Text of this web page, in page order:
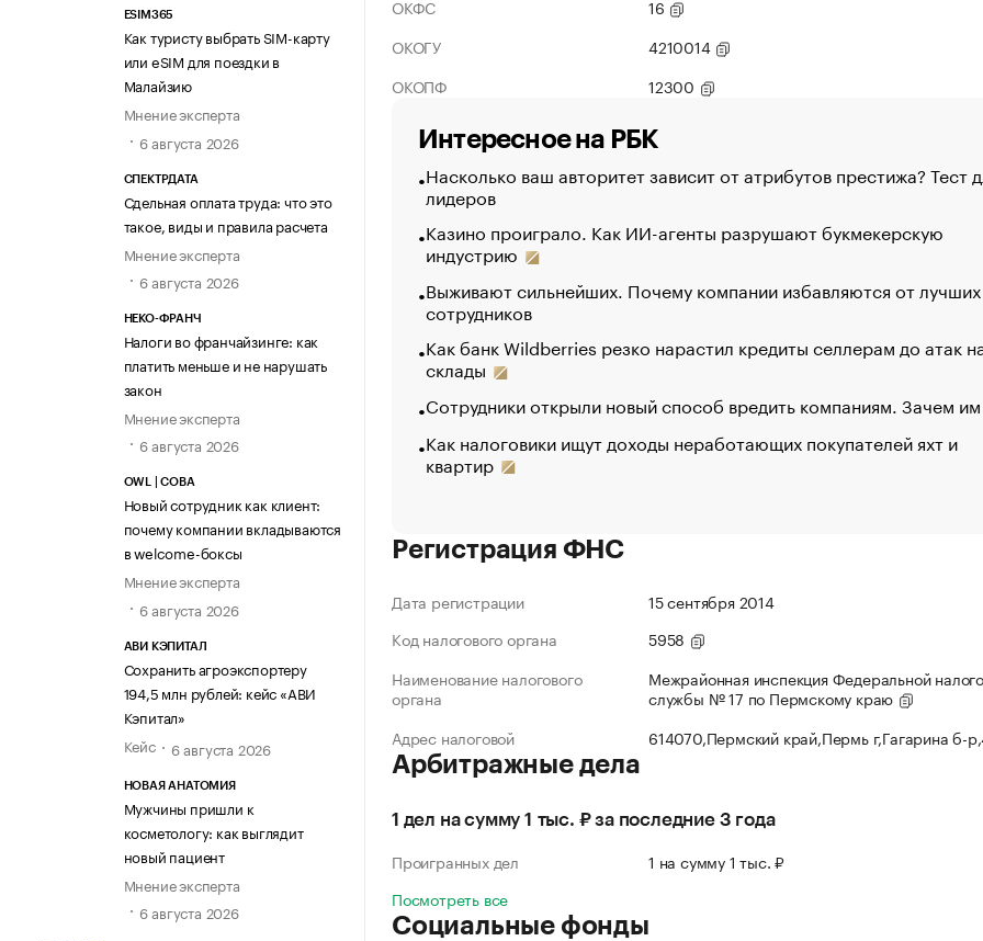
ESIM365
Как туристу выбрать SIM-карту
или eSIM для поездки в
Малайзию
Мнение эксперта
6 августа 2026
СПЕКТРДАТА
Сдельная оплата труда: что это
такое, виды и правила расчета
Мнение эксперта
6 августа 2026
НЕКО-ФРАНЧ
Налоги во франчайзинге: как
платить меньше и не нарушать
закон
Мнение эксперта
6 августа 2026
OWL | СОВА
Новый сотрудник как клиент:
почему компании вкладываются
в welcome-боксы
Мнение эксперта
6 августа 2026
АВИ КЭПИТАЛ
Сохранить агроэкспортеру
194,5 млн рублей: кейс «АВИ
Кэпитал»
Кейс
6 августа 2026
НОВАЯ АНАТОМИЯ
Мужчины пришли к
косметологу: как выглядит
новый пациент
Мнение эксперта
6 августа 2026
ОКФС
16
ОКОГУ
4210014
ОКОПФ
12300
Интересное на РБК
Насколько ваш авторитет зависит от атрибутов престижа? Тест
лидеров
Казино проиграло. Как ИИ-агенты разрушают букмекерскую
индустрию
Выживают сильнейших. Почему компании избавляются от лучших
сотрудников
Как банк Wildberries резко нарастил кредиты селлерам до атак
склады
Сотрудники открыли новый способ вредить компаниям. Зачем
Как налоговики ищут доходы неработающих покупателей яхт и
квартир
Регистрация ФНС
Дата регистрации
15 сентября 2014
Код налогового органа
5958
Наименование налогового
органа
Межрайонная инспекция Федеральной
службы № 17 по Пермскому краю
Адрес налоговой
614070,Пермский край,Пермь г,Гагарина б-
Арбитражные дела
1 дел на сумму 1 тыс. ₽ за последние 3 года
Проигранных дел
1 на сумму 1 тыс. ₽
Посмотреть все
Социальные фонды